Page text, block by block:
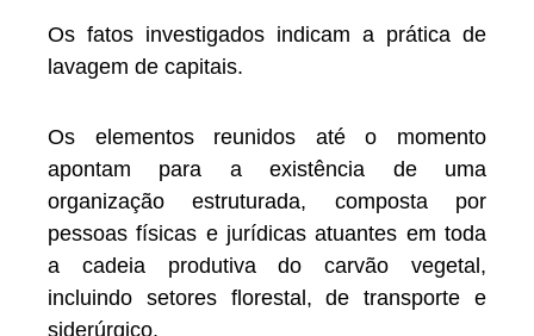
Os fatos investigados indicam a prática de
lavagem de capitais.
Os elementos reunidos até o momento
apontam para a existência de uma
organização estruturada, composta por
pessoas físicas e jurídicas atuantes em toda
a cadeia produtiva do carvão vegetal,
incluindo setores florestal, de transporte e
siderúrgico.